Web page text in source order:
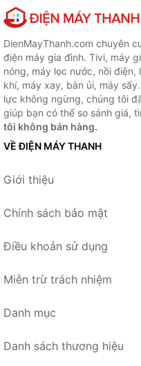
DienMayThanh.com chuyên
điện máy gia đình. Tivi, máy
nóng, máy lọc nước, nồi
khí, máy xay, bàn ủi, máy
lực không ngừng, chúng tôi
giúp bạn có thể so sánh giá,
tôi không bán hàng.
VỀ ĐIỆN MÁY THANH
Giới thiệu
Chính sách bảo mật
Điều khoản sử dụng
Miễn trừ trách nhiệm
Danh mục
Danh sách thương hiệu